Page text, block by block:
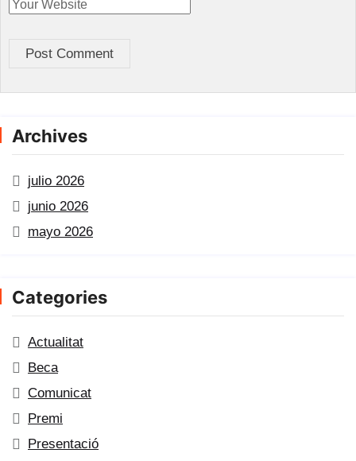
Post Comment
Archives
julio 2026
junio 2026
mayo 2026
Categories
Actualitat
Beca
Comunicat
Premi
Presentació